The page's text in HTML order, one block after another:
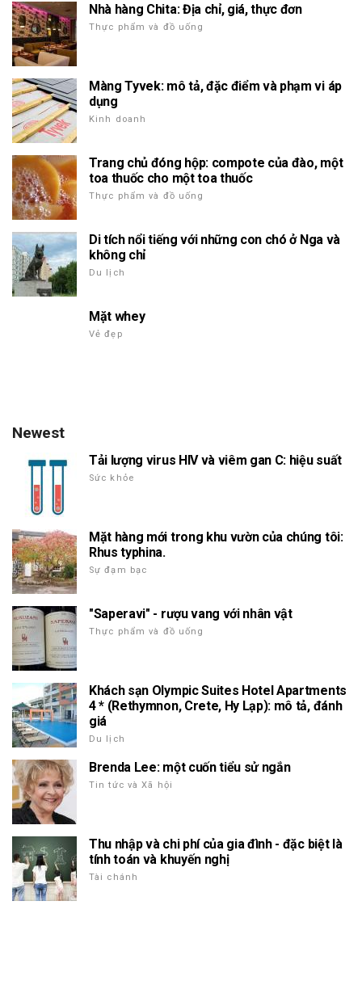
Nhà hàng Chita: Địa chỉ, giá, thực đơn
Thực phẩm và đồ uống
Màng Tyvek: mô tả, đặc điểm và phạm vi áp
dụng
Kinh doanh
Trang chủ đóng hộp: compote của đào, một
toa thuốc cho một toa thuốc
Thực phẩm và đồ uống
Di tích nổi tiếng với những con chó ở Nga và
không chỉ
Du lịch
Mặt whey
Vẻ đẹp
Newest
Tải lượng virus HIV và viêm gan C: hiệu suất
Sức khỏe
Mặt hàng mới trong khu vườn của chúng tôi:
Rhus typhina.
Sự đạm bạc
"Saperavi" - rượu vang với nhân vật
Thực phẩm và đồ uống
Khách sạn Olympic Suites Hotel Apartments
4 * (Rethymnon, Crete, Hy Lạp): mô tả, đánh
giá
Du lịch
Brenda Lee: một cuốn tiểu sử ngắn
Tin tức và Xã hội
Thu nhập và chi phí của gia đình - đặc biệt là
tính toán và khuyến nghị
Tài chánh